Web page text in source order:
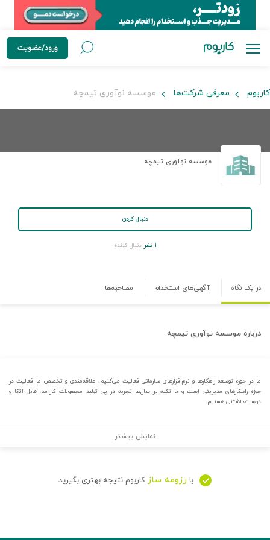
ورود/عضویت
کاربوم معرفی شرکت‌ها موسسه نوآوری تیمچه
موسسه نوآوری تیمچه
دنبال کردن
۱ نفر دنبال کننده
در یک نگاه آگهی‌های استخدام مصاحبه‌ها
درباره موسسه نوآوری تیمچه
ما در حوزه توسعه راهکارها و نرم‌افزارهای سازمانی فعالیت می‌کنیم. علاقه‌مندی و تخصص ما فعالیت در
حوزه راهکارهای مدیریتی است و با تکیه بر سال‌ها تجربه در پی تولید محصولات کارآمد، قابل اتکا و
دوست‌داشتنی هستیم.
نمایش بیشتر
با رزومه ساز کاربوم نتیجه بهتری بگیرید